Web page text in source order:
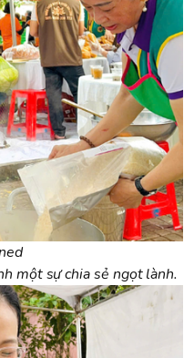
một sự chia sẻ ngọt lành.